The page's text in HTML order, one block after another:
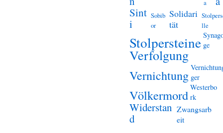
a
Sint
i
Sobib
or
Solidari
tät
lle
Stolpersteine ge
Verfolgung
Vernichtung ger
Völkermord Westerbo
rk
Widerstan
d
Zwangsarb
eit